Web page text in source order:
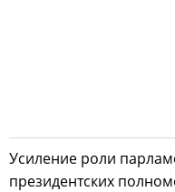
Усиление роли
президентских